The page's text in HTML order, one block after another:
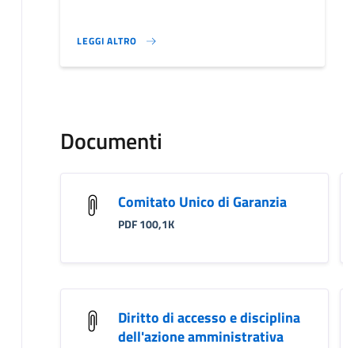
LEGGI ALTRO
}
Documenti
Comitato Unico di Garanzia
PDF 100,1K
Diritto di accesso e disciplina
dell'azione amministrativa